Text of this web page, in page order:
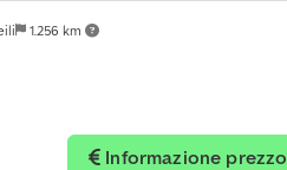
1.256 km
Informazione prezzo